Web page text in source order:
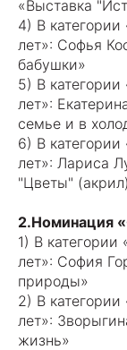
«Выставка
4) В категории
лет»: Софья
бабушки»
5) В
лет»:
семье и в
6) В
лет»: Лариса
"Цветы"
2.Номинация
1) В категории
лет»: София
природы»
2) В категории
лет»:
жизнь»